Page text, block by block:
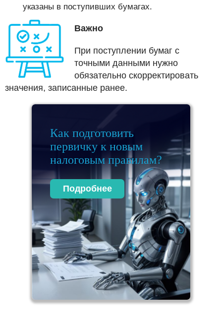
указаны в поступивших бумагах.
Важно
При поступлении бумаг с
точными данными нужно
обязательно скорректировать
значения, записанные ранее.
Как подготовить
первичку к новым
налоговым правилам?
Подробнее